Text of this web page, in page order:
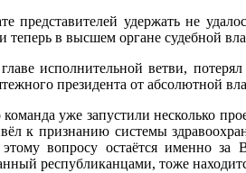
удержать не
в высшем органе судебной
исполнительной ветви,
президента от абсолютной
уже запустили несколько
к признанию системы
вопросу остаётся именно
республиканцами, тоже